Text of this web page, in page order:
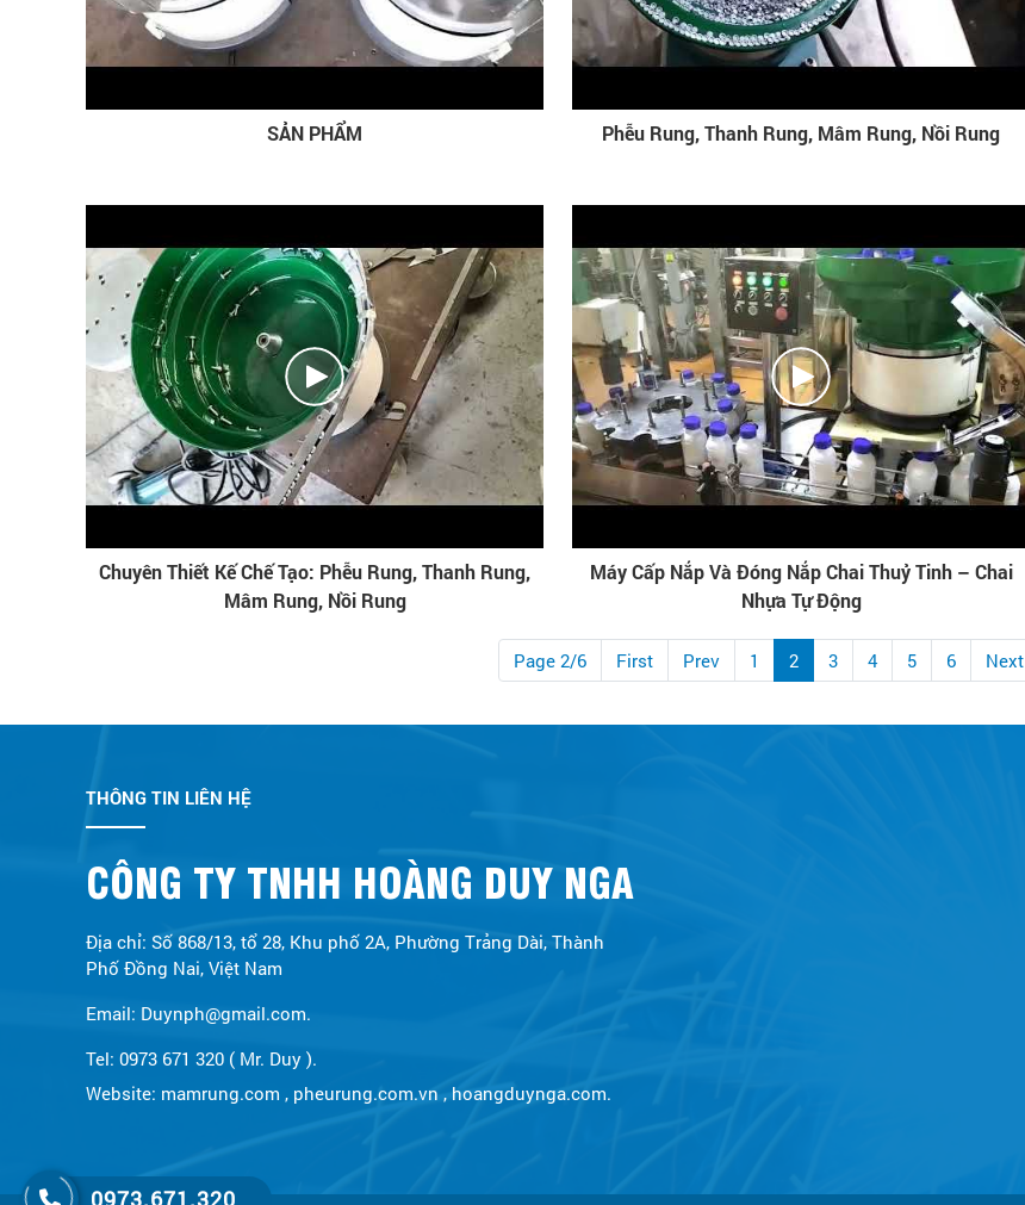
SẢN PHẨM Phễu Rung, Thanh Rung, Mâm Rung, Nồi Rung
Chuyên Thiết Kế Chế Tạo: Phễu Rung, Thanh Rung,
Mâm Rung, Nồi Rung
Máy Cấp Nắp Và Đóng Nắp Chai Thuỷ Tinh – Chai
Nhựa Tự Động
Page 2/6 First Prev 1 2 3 4 5 6 Next
THÔNG TIN LIÊN HỆ
CÔNG TY TNHH HOÀNG DUY NGA
Địa chỉ: Số 868/13, tổ 28, Khu phố 2A, Phường Trảng Dài, Thành
Phố Đồng Nai, Việt Nam
Email: Duynph@gmail.com.
Tel: 0973 671 320 ( Mr. Duy ).
Website: mamrung.com , pheurung.com.vn , hoangduynga.com.
0973.671.320